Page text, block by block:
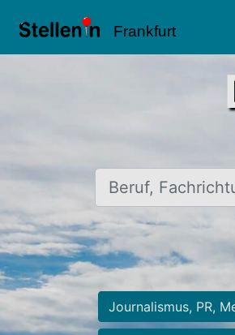
Frankfurt
Beruf, Fachrichtung,
Journalismus, PR,